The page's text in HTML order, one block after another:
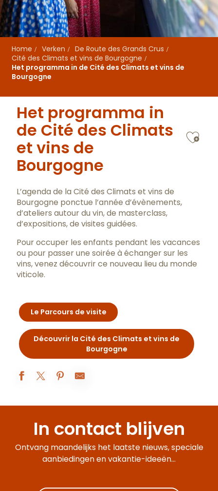
Home Verken
De Route des Grands Crus
Cité des Climats et vins de Bourgogne
Het programma in de Cité des Climats et vins de
Bourgogne
Het programma in
de Cité des Climats
et vins de
Bourgogne
L’agenda de la Cité des Climats et vins de
Bourgogne ponctue l’année d’évènements,
d’ateliers autour du vin, de masterclass,
d’expositions, de visites guidées.
Pour occuper les enfants pendant les vacances
ou pour passer une soirée à échanger sur les
vins, venez découvrir ce nouveau lieu du monde
viticole.
Le Parcours de visite
Découvrir la Cité des Climats et vins de
Bourgogne
Dégustation unique : Les Grands Crus de Bourgogne
Les ateliers gourmands au Domaine Coste-Caumartin
Journée dégustation des vins de Bourgogne
In contact blijven
Ontvang maandelijks het laatste nieuws, speciale
aanbiedingen en vakantie-ideeën...